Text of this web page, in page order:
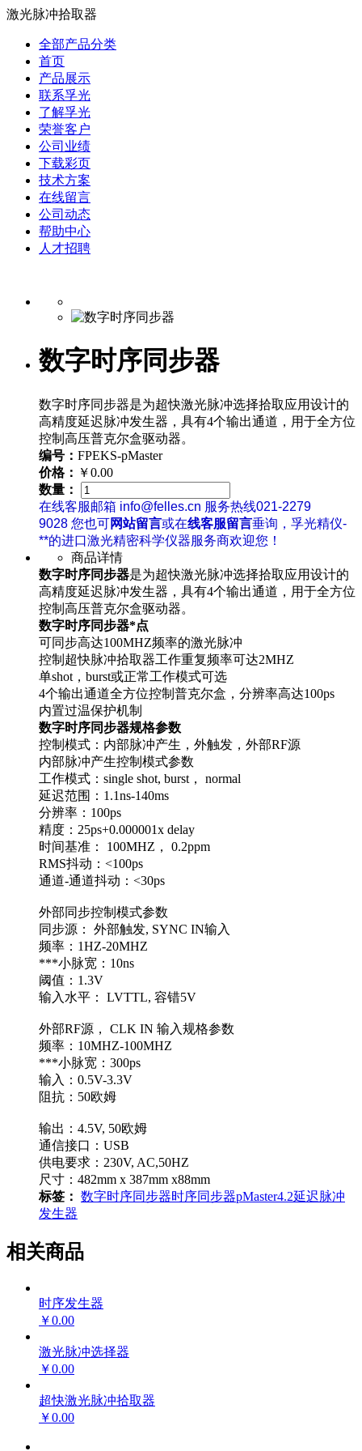
激光脉冲拾取器
全部产品分类
首页
产品展示
联系孚光
了解孚光
荣誉客户
公司业绩
下载彩页
技术方案
在线留言
公司动态
帮助中心
人才招聘
数字时序同步器
数字时序同步器是为超快激光脉冲选择拾取应用设计的
高精度延迟脉冲发生器，具有4个输出通道，用于全方位
控制高压普克尔盒驱动器。
编号： FPEKS-pMaster
价格： ￥0.00
数量：
在线客服邮箱 info@felles.cn 服务热线021-2279
9028 您也可网站留言或在线客服留言垂询，孚光精仪-
**的进口激光精密科学仪器服务商欢迎您！
商品详情
数字时序同步器是为超快激光脉冲选择拾取应用设计的
高精度延迟脉冲发生器，具有4个输出通道，用于全方位
控制高压普克尔盒驱动器。
数字时序同步器*点
可同步高达100MHZ频率的激光脉冲
控制超快脉冲拾取器工作重复频率可达2MHZ
单shot，burst或正常工作模式可选
4个输出通道全方位控制普克尔盒，分辨率高达100ps
内置过温保护机制
数字时序同步器规格参数
控制模式：内部脉冲产生，外触发，外部RF源
内部脉冲产生控制模式参数
工作模式：single shot, burst， normal
延迟范围：1.1ns-140ms
分辨率：100ps
精度：25ps+0.000001x delay
时间基准： 100MHZ， 0.2ppm
RMS抖动：<100ps
通道-通道抖动：<30ps
外部同步控制模式参数
同步源： 外部触发, SYNC IN输入
频率：1HZ-20MHZ
***小脉宽：10ns
阈值：1.3V
输入水平： LVTTL, 容错5V
外部RF源， CLK IN 输入规格参数
频率：10MHZ-100MHZ
***小脉宽：300ps
输入：0.5V-3.3V
阻抗：50欧姆
输出：4.5V, 50欧姆
通信接口：USB
供电要求：230V, AC,50HZ
尺寸：482mm x 387mm x88mm
标签： 数字时序同步器时序同步器pMaster4.2延迟脉冲
发生器
相关商品
时序发生器
￥0.00
激光脉冲选择器
￥0.00
超快激光脉冲拾取器
￥0.00